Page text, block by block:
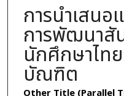
การนำเสน
การพัฒนา
นักศึกษาไท
บัณฑิต
Other Title (Parallel